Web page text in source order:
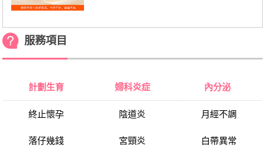
服務項目
計劃生育
終止懷孕
落仔幾錢
婦科炎症
陰道炎
宮頸炎
內分泌
月經不調
白帶異常